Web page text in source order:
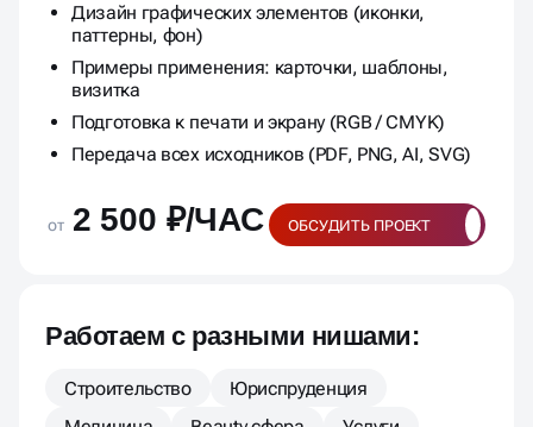
Дизайн графических элементов (иконки,
паттерны, фон)
Примеры применения: карточки, шаблоны,
визитка
Подготовка к печати и экрану (RGB / CMYK)
Передача всех исходников (PDF, PNG, AI, SVG)
от 2 500 ₽/ЧАС ОБСУДИТЬ ПРОЕКТ
Работаем с разными нишами:
Строительство
Юриспруденция